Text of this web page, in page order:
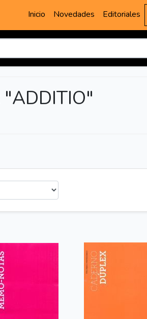
Inicio Novedades Editoriales